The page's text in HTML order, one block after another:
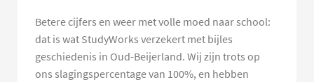
Betere cijfers en weer met volle moed naar school:
dat is wat StudyWorks verzekert met bijles
geschiedenis in Oud-Beijerland. Wij zijn trots op
ons slagingspercentage van 100%, en hebben